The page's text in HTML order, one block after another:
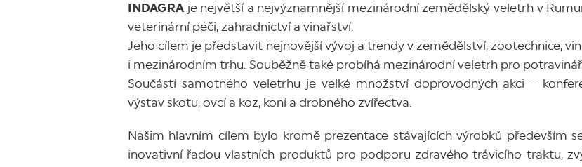
INDAGRA je největší a nejvýznamnější mezinárodní zemědělský veletrh v
veterinární péči, zahradnictví a vinařství.
Jeho cílem je představit nejnovější vývoj a trendy v zemědělství, zootechnice,
i mezinárodním trhu. Souběžně také probíhá mezinárodní veletrh pro
Součástí samotného veletrhu je velké množství doprovodných akci –
výstav skotu, ovcí a koz, koní a drobného zvířectva.
Našim hlavním cílem bylo kromě prezentace stávajících výrobků především
inovativní řadou vlastních produktů pro podporu zdravého trávicího traktu,